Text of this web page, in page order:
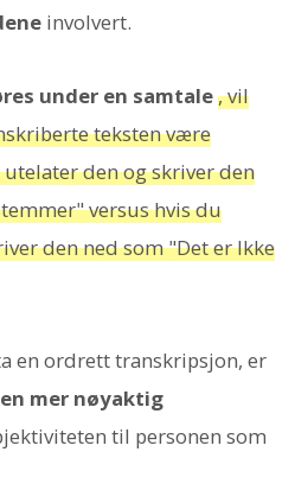
involvert.
under en samtale, vil
teksten være
den og skriver den
versus hvis du
den ned som "Det er Ikke
en ordrett transkripsjon, er
mer nøyaktig
til personen som